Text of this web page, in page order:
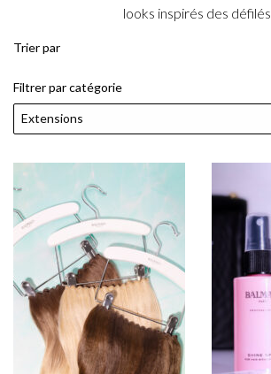
looks inspirés des défilés.
Trier par
Filtrer par catégorie